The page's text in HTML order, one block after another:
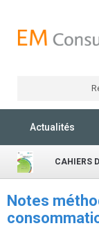
Actualités
CAHIERS
Notes